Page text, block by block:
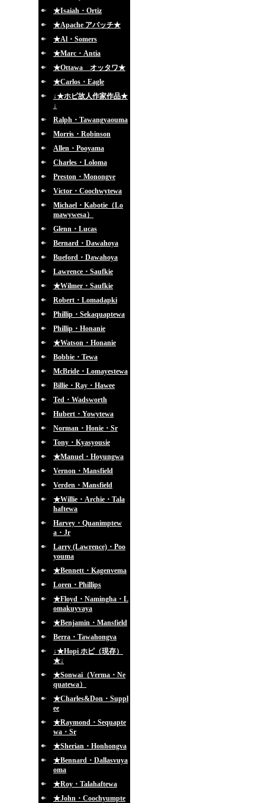
★Isaiah・Ortiz
★Apache アパッチ★
★Al・Somers
★Marc・Antia
★Ottawa オッタワ★
★Carlos・Eagle
↓★ホピ故人作家作品★
↓
Ralph・Tawangyaouma
Morris・Robinson
Allen・Pooyama
Charles・Loloma
Preston・Monongye
Victor・Coochwytewa
Michael・Kabotie（Lo
mawywesa）
Glenn・Lucas
Bernard・Dawahoya
Bueford・Dawahoya
Lawrence・Saufkie
★Wilmer・Saufkie
Robert・Lomadapki
Phillip・Sekaquaptewa
Phillip・Honanie
★Watson・Honanie
Bobbie・Tewa
McBride・Lomayestewa
Billie・Ray・Hawee
Ted・Wadsworth
Hubert・Yowytewa
Norman・Honie・Sr
Tony・Kyasyousie
★Manuel・Hoyungwa
Vernon・Mansfield
Verden・Mansfield
★Willie・Archie・Tala
haftewa
Harvey・Quanimptew
a・Jr
Larry (Lawrence)・Poo
youma
★Bennett・Kagenvema
Loren・Phillips
★Floyd・Namingha・L
omakuyvaya
★Benjamin・Mansfield
Berra・Tawahongva
↓★Hopi ホピ（現存）
★↓
★Sonwai（Verma・Ne
quatewa）
★Charles&Don・Suppl
ee
★Raymond・Sequapte
wa・Sr
★Sherian・Honhongva
★Bennard・Dallasvuya
oma
★Roy・Talahaftewa
★John・Coochyumpte